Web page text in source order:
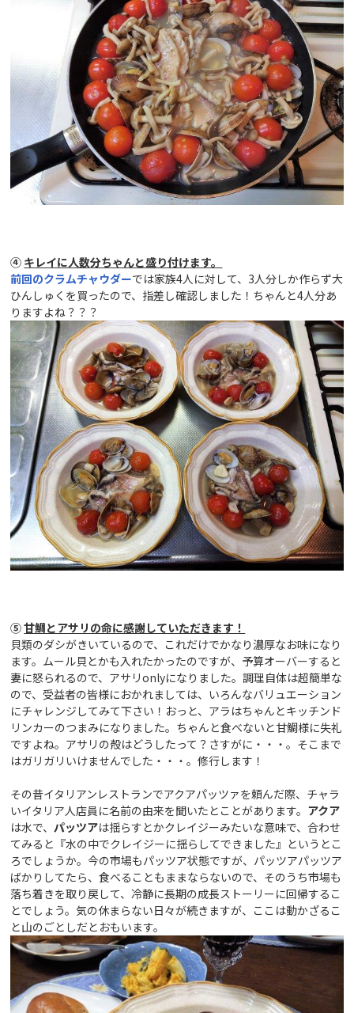
④ キレイに人数分ちゃんと盛り付けます。
前回のクラムチャウダーでは家族4人に対して、3人分しか作らず大
ひんしゅくを買ったので、指差し確認しました！ちゃんと4人分あ
りますよね？？？
⑤甘鯛とアサリの命に感謝していただきます！
貝類のダシがきいているので、これだけでかなり濃厚なお味になり
ます。ムール貝とかも入れたかったのですが、予算オーバーすると
妻に怒られるので、アサリonlyになりました。調理自体は超簡単な
ので、受益者の皆様におかれましては、いろんなバリュエーション
にチャレンジしてみて下さい！おっと、アラはちゃんとキッチンド
リンカーのつまみになりました。ちゃんと食べないと甘鯛様に失礼
ですよね。アサリの殻はどうしたって？さすがに・・・。そこまで
はガリガリいけませんでした・・・。修行します！
その昔イタリアンレストランでアクアパッツァを頼んだ際、チャラ
いイタリア人店員に名前の由来を聞いたとことがあります。 アクア
は水で、パッツアは揺らすとかクレイジーみたいな意味で、合わせ
てみると『水の中でクレイジーに揺らしてできました』というとこ
ろでしょうか。今の市場もパッツア状態ですが、パッツアパッツア
ばかりしてたら、食べることもままならないので、そのうち市場も
落ち着きを取り戻して、冷静に長期の成長ストーリーに回帰するこ
とでしょう。気の休まらない日々が続きますが、ここは動かざるこ
と山のごとしだとおもいます。